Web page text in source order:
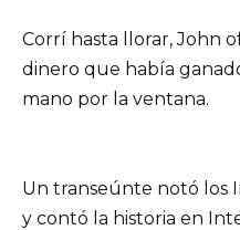
Corrí hasta llorar, John
dinero que había
mano por la ventana.
Un transeúnte notó los
y contó la historia en